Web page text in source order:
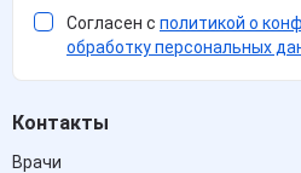
Согласен с политикой о
обработку персональных
Контакты
Врачи